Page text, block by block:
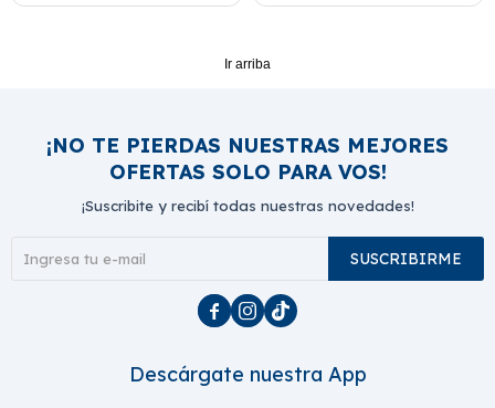
Ir arriba
¡NO TE PIERDAS NUESTRAS MEJORES
OFERTAS SOLO PARA VOS!
¡Suscribite y recibí todas nuestras novedades!
SUSCRIBIRME
  
Descárgate nuestra App